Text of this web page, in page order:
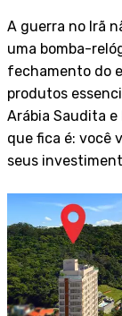
A guerra no Irã
uma bomba-
fechamento do
produtos
Arábia Saudita e
que fica é: você
seus